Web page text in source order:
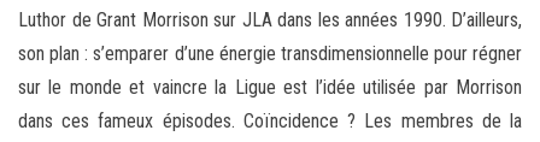
Luthor de Grant Morrison sur JLA dans les années 1990. D’ailleurs,
son plan : s’emparer d’une énergie transdimensionnelle pour régner
sur le monde et vaincre la Ligue est l’idée utilisée par Morrison
dans ces fameux épisodes. Coïncidence ? Les membres de la